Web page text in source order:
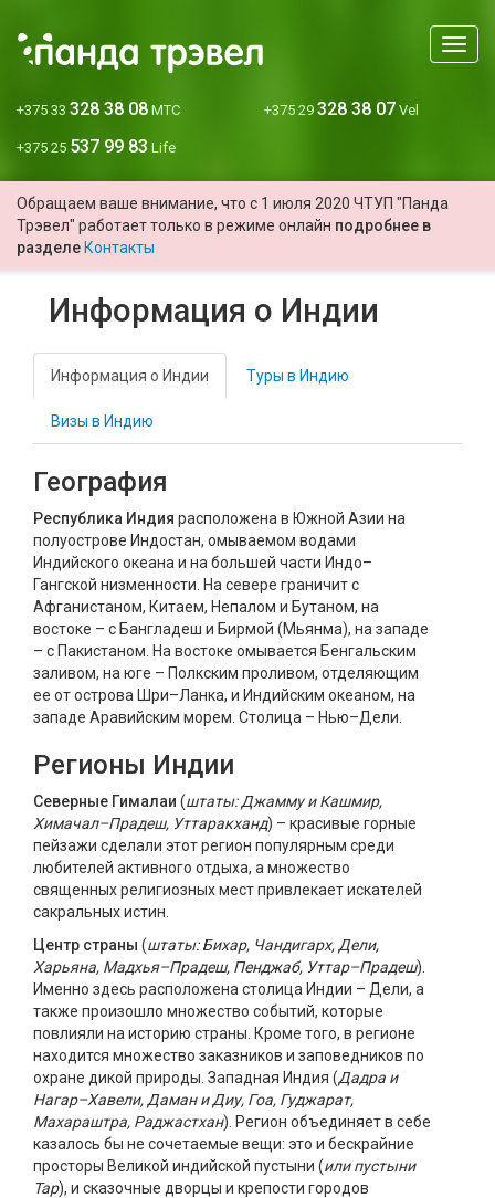
Меню
+375 33 328 38 08 МТС +375 29 328 38 07 Vel
+375 25 537 99 83 Life
Обращаем ваше внимание, что с 1 июля 2020 ЧТУП "Панда
Трэвел" работает только в режиме онлайн подробнее в
разделе Контакты
Информация о Индии
Информация о Индии Туры в Индию
Визы в Индию
География
Республика Индия расположена в Южной Азии на
полуострове Индостан, омываемом водами
Индийского океана и на большей части Индо–
Гангской низменности. На севере граничит с
Афганистаном, Китаем, Непалом и Бутаном, на
востоке – с Бангладеш и Бирмой (Мьянма), на западе
– с Пакистаном. На востоке омывается Бенгальским
заливом, на юге – Полкским проливом, отделяющим
ее от острова Шри–Ланка, и Индийским океаном, на
западе Аравийским морем. Столица – Нью–Дели.
Регионы Индии
Северные Гималаи (штаты: Джамму и Кашмир,
Химачал–Прадеш, Уттаракханд) – красивые горные
пейзажи сделали этот регион популярным среди
любителей активного отдыха, а множество
священных религиозных мест привлекает искателей
сакральных истин.
Центр страны (штаты: Бихар, Чандигарх, Дели,
Харьяна, Мадхья–Прадеш, Пенджаб, Уттар–Прадеш).
Именно здесь расположена столица Индии – Дели, а
также произошло множество событий, которые
повлияли на историю страны. Кроме того, в регионе
находится множество заказников и заповедников по
охране дикой природы. Западная Индия (Дадра и
Нагар–Хавели, Даман и Диу, Гоа, Гуджарат,
Махараштра, Раджастхан). Регион объединяет в себе
казалось бы не сочетаемые вещи: это и бескрайние
просторы Великой индийской пустыни (или пустыни
Тар), и сказочные дворцы и крепости городов